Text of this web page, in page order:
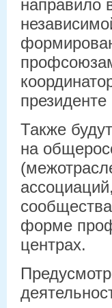
направило
Также
на
форме
центрах.